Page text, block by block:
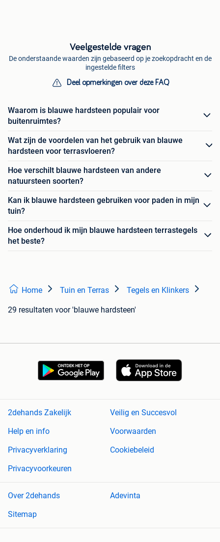
Veelgestelde vragen
De onderstaande waarden zijn gebaseerd op je zoekopdracht en de
ingestelde filters
Deel opmerkingen over deze FAQ
Waarom is blauwe hardsteen populair voor
buitenruimtes?
Wat zijn de voordelen van het gebruik van blauwe
hardsteen voor terrasvloeren?
Hoe verschilt blauwe hardsteen van andere
natuursteen soorten?
Kan ik blauwe hardsteen gebruiken voor paden in mijn
tuin?
Hoe onderhoud ik mijn blauwe hardsteen terrastegels
het beste?
Home Tuin en Terras Tegels en Klinkers
29 resultaten voor 'blauwe hardsteen'
2dehands Zakelijk
Veilig en Succesvol
Help en info
Voorwaarden
Privacyverklaring
Cookiebeleid
Privacyvoorkeuren
Over 2dehands
Adevinta
Sitemap